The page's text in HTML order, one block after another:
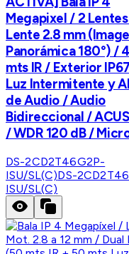
Megapixel / 2
Lente 2.8 mm
Panorámica 180°) /
mts IR / Exterior
Luz Intermitente y
de Audio / Audio
Bidireccional /
/ WDR 120 dB /
DS-2CD2T46G2P-
ISU/SL(C)DS-
ISU/SL(C)